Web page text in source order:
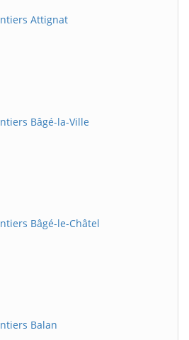
Attignat
Bâgé-la-Ville
Bâgé-le-Châtel
Balan